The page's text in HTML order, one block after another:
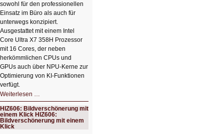
sowohl für den professionellen
Einsatz im Büro als auch für
unterwegs konzipiert.
Ausgestattet mit einem Intel
Core Ultra X7 358H Prozessor
mit 16 Cores, der neben
herkömmlichen CPUs und
GPUs auch über NPU-Kerne zur
Optimierung von KI-Funktionen
verfügt.
Weiterlesen …
Schicker
kompakter
Rechenturbo
HIZ606: Bildverschönerung mit
einem Klick HIZ606:
Bildverschönerung mit einem
Klick